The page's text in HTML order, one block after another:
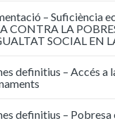
– Suficiència
CONTRA LA
SOCIAL EN
definitius – Accés a
definitius – Pobresa